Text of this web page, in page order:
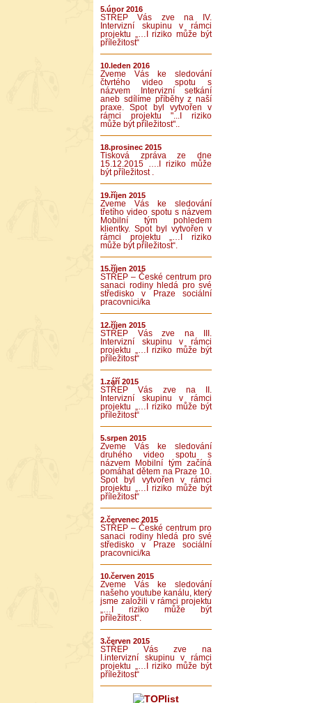
5.únor 2016
STŘEP Vás zve na IV.
Intervizní skupinu v rámci
projektu „…I riziko může být
příležitost“
10.leden 2016
Zveme Vás ke sledování
čtvrtého video spotu s
názvem Intervizní setkání
aneb sdílíme příběhy z naší
praxe. Spot byl vytvořen v
rámci projektu "...I riziko
může být příležitost"..
18.prosinec 2015
Tisková zpráva ze dne
15.12.2015 ….I riziko může
být příležitost .
19.říjen 2015
Zveme Vás ke sledování
třetího video spotu s názvem
Mobilní tým pohledem
klientky. Spot byl vytvořen v
rámci projektu „…I riziko
může být příležitost“.
15.říjen 2015
STŘEP – České centrum pro
sanaci rodiny hledá pro své
středisko v Praze sociální
pracovnici/ka
12.říjen 2015
STŘEP Vás zve na III.
Intervizní skupinu v rámci
projektu „…I riziko může být
příležitost“
1.září 2015
STŘEP Vás zve na II.
Intervizní skupinu v rámci
projektu „…I riziko může být
příležitost“
5.srpen 2015
Zveme Vás ke sledování
druhého video spotu s
názvem Mobilní tým začíná
pomáhat dětem na Praze 10.
Spot byl vytvořen v rámci
projektu „…I riziko může být
příležitost“
2.červenec 2015
STŘEP – České centrum pro
sanaci rodiny hledá pro své
středisko v Praze sociální
pracovnici/ka
10.červen 2015
Zveme Vás ke sledování
našeho youtube kanálu, který
jsme založili v rámci projektu
„…I riziko může být
příležitost“.
3.červen 2015
STŘEP Vás zve na
I.intervizní skupinu v rámci
projektu „…I riziko může být
příležitost“